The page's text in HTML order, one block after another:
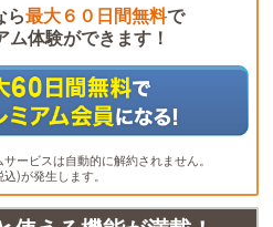
ら最大６０日間無料で
体験ができます！
ービスは自動的に解約されません。
)が発生します。